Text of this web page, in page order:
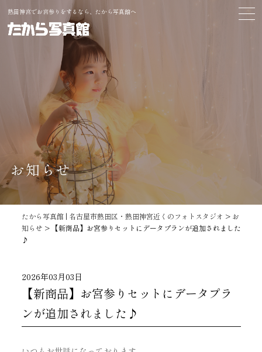
熱田神宮でお宮参りをするなら、たから写真館へ
お知らせ
たから写真館 | 名古屋市熱田区・熱田神宮近くのフォトスタジオ > お
知らせ > 【新商品】お宮参りセットにデータプランが追加されました
♪
2026年03月03日
【新商品】お宮参りセットにデータプラ
ンが追加されました♪